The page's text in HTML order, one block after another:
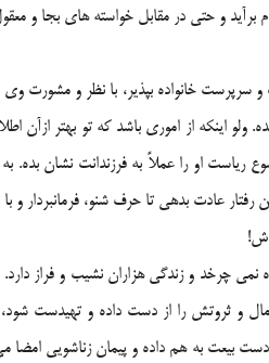
برآيد و حتي در مقابل خواسته هاي بجا
سرپرست خانواده بپذير، با نظر و مشورت
اينکه از اموري باشد که تو بهتر ازآن
رياست او را عملاً به فرزندانت نشان بده.
رفتار عادت بدهي تا حرف شنو، فرمانبردار و
نمي چرخد و زندگي هزاران نشيب و فراز
و ثروتش را از دست داده و تهيدست
بيعت به هم داده و پيمان زناشويي امضا